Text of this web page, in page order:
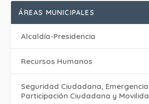
ÁREAS MUNICIPALES
Alcaldía-Presidencia
Recursos Humanos
Seguridad Ciudadana,
Participación Ciudadana y